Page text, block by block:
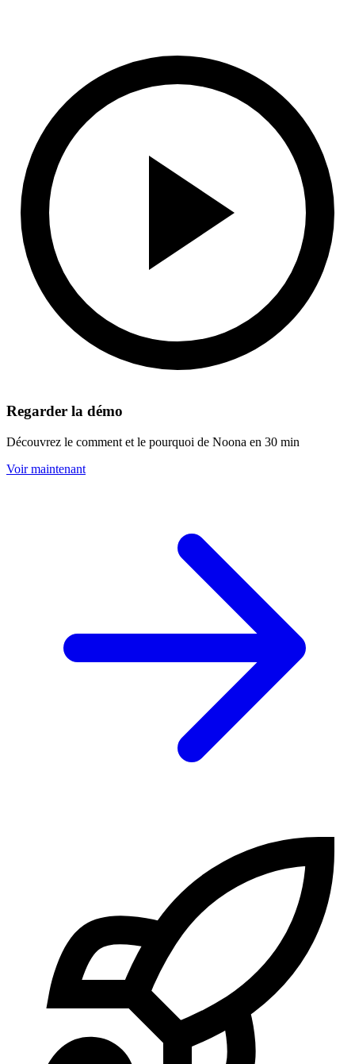
Regarder la démo
Découvrez le comment et le pourquoi de Noona en 30 min
Voir maintenant